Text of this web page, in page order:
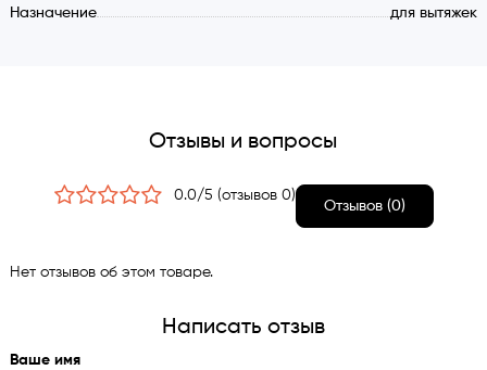
Назначение для вытяжек
Отзывы и вопросы
0.0/5 (отзывов 0)
Отзывов (0)
Нет отзывов об этом товаре.
Написать отзыв
Ваше имя